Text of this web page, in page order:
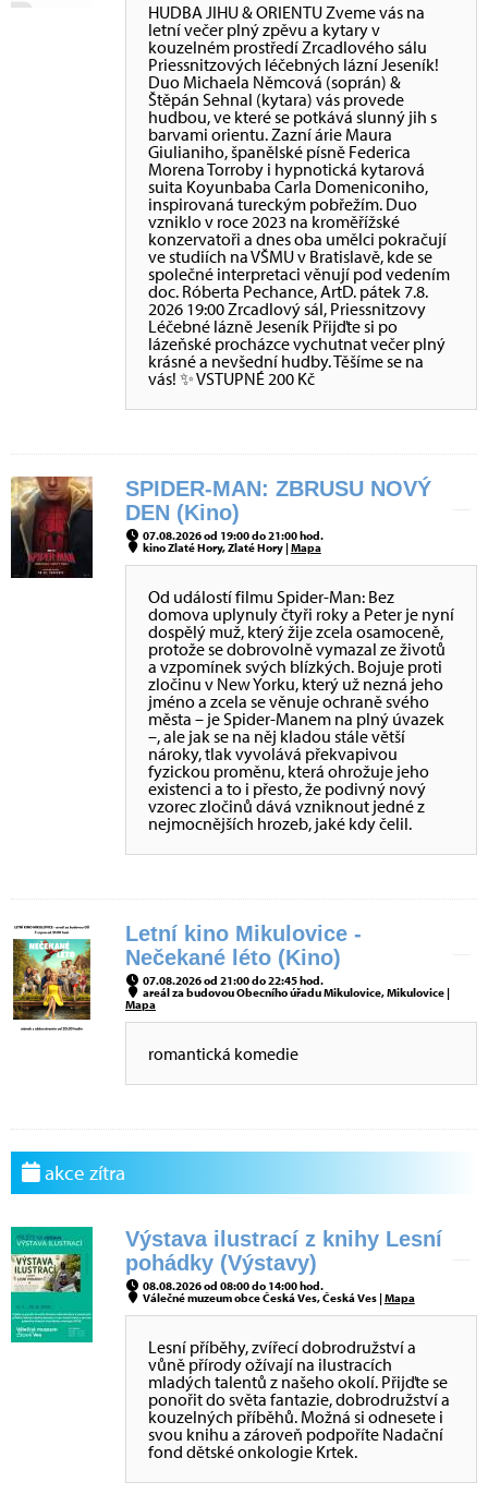
HUDBA JIHU & ORIENTU Zveme vás na
letní večer plný zpěvu a kytary v
kouzelném prostředí Zrcadlového sálu
Priessnitzových léčebných lázní Jeseník!
Duo Michaela Němcová (soprán) &
Štěpán Sehnal (kytara) vás provede
hudbou, ve které se potkává slunný jih s
barvami orientu. Zazní árie Maura
Giulianiho, španělské písně Federica
Morena Torroby i hypnotická kytarová
suita Koyunbaba Carla Domeniconiho,
inspirovaná tureckým pobřežím. Duo
vzniklo v roce 2023 na kroměřížské
konzervatoři a dnes oba umělci pokračují
ve studiích na VŠMU v Bratislavě, kde se
společné interpretaci věnují pod vedením
doc. Róberta Pechance, ArtD. pátek 7.8.
2026 19:00 Zrcadlový sál, Priessnitzovy
Léčebné lázně Jeseník Přijďte si po
lázeňské procházce vychutnat večer plný
krásné a nevšední hudby. Těšíme se na
vás! ✨ VSTUPNÉ 200 Kč
SPIDER-MAN: ZBRUSU NOVÝ
DEN (Kino)
07.08.2026 od 19:00 do 21:00 hod.
kino Zlaté Hory, Zlaté Hory |Mapa
Od událostí filmu Spider-Man: Bez
domova uplynuly čtyři roky a Peter je nyní
dospělý muž, který žije zcela osamoceně,
protože se dobrovolně vymazal ze životů
a vzpomínek svých blízkých. Bojuje proti
zločinu v New Yorku, který už nezná jeho
jméno a zcela se věnuje ochraně svého
města – je Spider-Manem na plný úvazek
–, ale jak se na něj kladou stále větší
nároky, tlak vyvolává překvapivou
fyzickou proměnu, která ohrožuje jeho
existenci a to i přesto, že podivný nový
vzorec zločinů dává vzniknout jedné z
nejmocnějších hrozeb, jaké kdy čelil.
Letní kino Mikulovice -
Nečekané léto (Kino)
07.08.2026 od 21:00 do 22:45 hod.
areál za budovou Obecního úřadu Mikulovice, Mikulovice |
Mapa
romantická komedie
akce zítra
Výstava ilustrací z knihy Lesní
pohádky (Výstavy)
08.08.2026 od 08:00 do 14:00 hod.
Válečné muzeum obce Česká Ves, Česká Ves |Mapa
Lesní příběhy, zvířecí dobrodružství a
vůně přírody ožívají na ilustracích
mladých talentů z našeho okolí. Přijďte se
ponořit do světa fantazie, dobrodružství a
kouzelných příběhů. Možná si odnesete i
svou knihu a zároveň podpoříte Nadační
fond dětské onkologie Krtek.